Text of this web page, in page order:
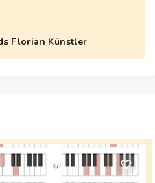
Florian Künstler